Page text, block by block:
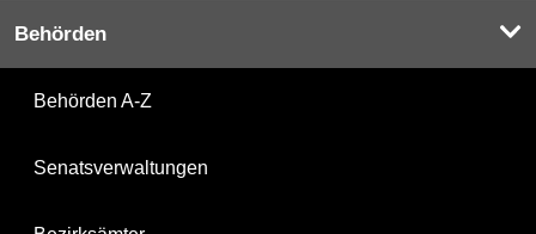
Behörden
Behörden A-Z
Senatsverwaltungen